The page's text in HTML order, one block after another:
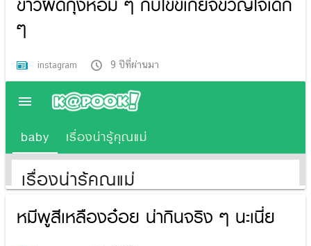
ๆ
instagram 9 ปีที่ผ่านมา
หมีพูสีเหลืองอ๋อย น่ากินจริง ๆ นะเนี่ย